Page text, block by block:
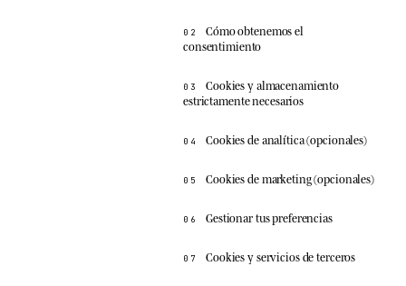
02
Cómo obtenemos el
consentimiento
03
Cookies y almacenamiento
estrictamente necesarios
04 Cookies de analítica (opcionales)
05 Cookies de marketing (opcionales)
06 Gestionar tus preferencias
07 Cookies y servicios de terceros